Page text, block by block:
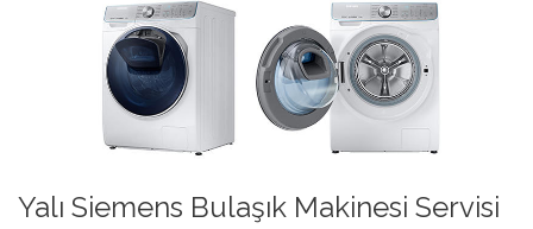
Yalı Siemens Bulaşık Makinesi Servisi